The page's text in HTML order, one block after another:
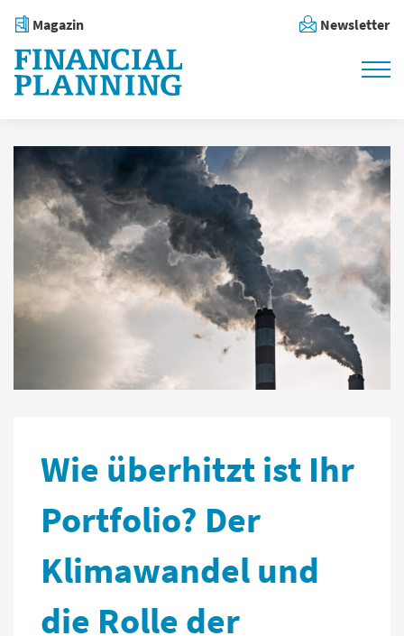
Magazin Newsletter
Wie überhitzt ist Ihr
Portfolio? Der
Klimawandel und
die Rolle der